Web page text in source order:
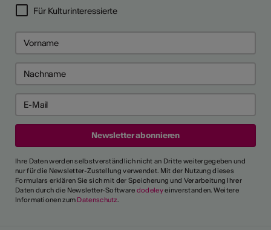
Für Kulturinteressierte
Ihre Daten werden selbstverständlich nicht an Dritte weitergegeben und
nur für die Newsletter-Zustellung verwendet. Mit der Nutzung dieses
Formulars erklären Sie sich mit der Speicherung und Verarbeitung Ihrer
Daten durch die Newsletter-Software dodeleyeinverstanden. Weitere
Informationen zum Datenschutz.